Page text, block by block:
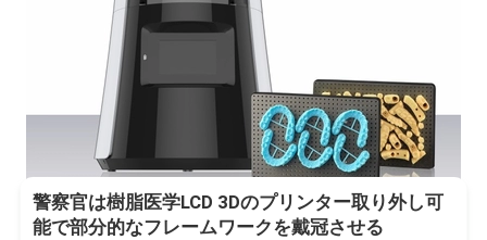
警察官は樹脂医学LCD 3Dのプリンター取り外し可
能で部分的なフレームワークを戴冠させる